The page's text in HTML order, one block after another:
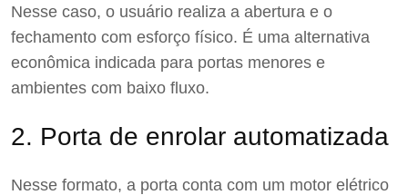
Nesse caso, o usuário realiza a abertura e o
fechamento com esforço físico. É uma alternativa
econômica indicada para portas menores e
ambientes com baixo fluxo.
2. Porta de enrolar automatizada
Nesse formato, a porta conta com um motor elétrico